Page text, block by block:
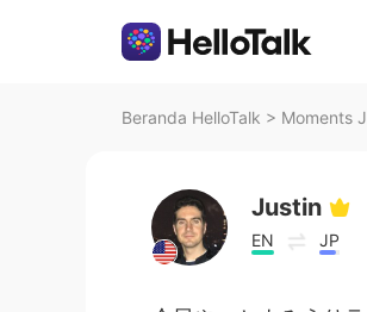
Beranda HelloTalk > Moments
Justin
EN JP